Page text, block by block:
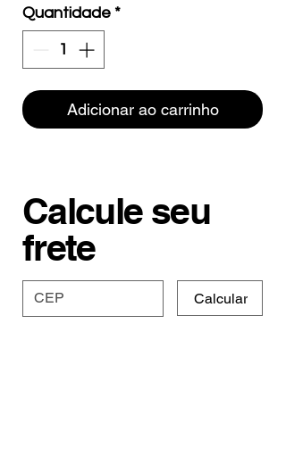
Quantidade *
Adicionar ao carrinho
Calcule seu
frete
Calcular